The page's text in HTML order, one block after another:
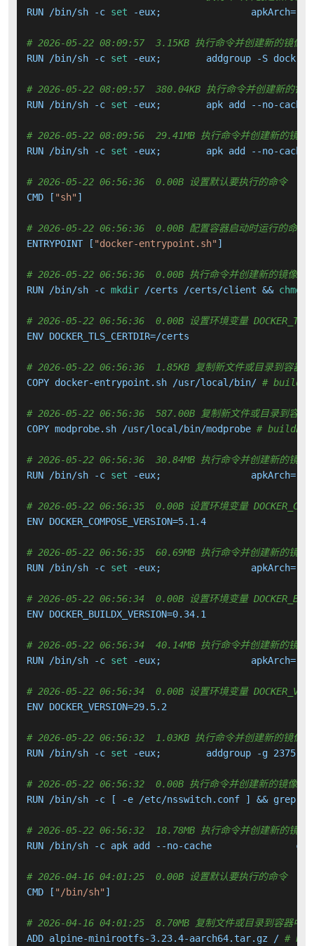
RUN /bin/sh -c set -eux; 		apkArch=
# 2026-05-22 08:09:57  3.15KB 执行命令并创建新的镜像层
RUN /bin/sh -c set
# 2026-05-22 08:09:57  380.04KB 执行命令并创建新的镜
RUN /bin/sh -c set
# 2026-05-22 08:09:56  29.41MB 执行命令并创建新的镜像
RUN /bin/sh -c set
# 2026-05-22 06:56:36  0.00B 设置默认要执行的命令
CMD [ "sh" ]
# 2026-05-22 06:56:36  0.00B 配置容器启动时运行的命令
ENTRYPOINT [ "docker-entrypoint.sh" ]
# 2026-05-22 06:56:36  0.00B 执行命令并创建新的镜像层
RUN /bin/sh -c mkdir /certs /certs/client && chmod
# 2026-05-22 06:56:36  0.00B 设置环境变量
ENV DOCKER_TLS_CERTDIR=/certs
# 2026-05-22 06:56:36  1.85KB 复制新文件或目录到容器中
COPY docker-entrypoint.sh /usr/local/bin/ #
# 2026-05-22 06:56:36  587.00B 复制新文件或目录到容器
COPY modprobe.sh /usr/local/bin/modprobe # buildkit
# 2026-05-22 06:56:36  30.84MB 执行命令并创建新的镜像
RUN /bin/sh -c set -eux; 		apkArch=
# 2026-05-22 06:56:35  0.00B 设置环境变量
ENV DOCKER_COMPOSE_VERSION=5.1.4
# 2026-05-22 06:56:35  60.69MB 执行命令并创建新的镜像
RUN /bin/sh -c set -eux; 		apkArch=
# 2026-05-22 06:56:34  0.00B 设置环境变量
ENV DOCKER_BUILDX_VERSION=0.34.1
# 2026-05-22 06:56:34  40.14MB 执行命令并创建新的镜像
RUN /bin/sh -c set -eux; 		apkArch=
# 2026-05-22 06:56:34  0.00B 设置环境变量
ENV DOCKER_VERSION=29.5.2
# 2026-05-22 06:56:32  1.03KB 执行命令并创建新的镜像层
RUN /bin/sh -c set -eux; 	addgroup -g
# 2026-05-22 06:56:32  0.00B 执行命令并创建新的镜像层
RUN /bin/sh -c [ -e /etc/nsswitch.conf ] && grep
# 2026-05-22 06:56:32  18.78MB 执行命令并创建新的镜像
# 2026-04-16 04:01:25  0.00B 设置默认要执行的命令
CMD [ "/bin/sh" ]
# 2026-04-16 04:01:25  8.70MB 复制文件或目录到容器中
ADD alpine-minirootfs-3.23.4-aarch64.tar.gz / #